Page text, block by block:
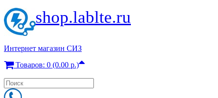
shop.lablte.ru
Интернет магазин СИЗ
Товаров: 0 (0.00 р.)